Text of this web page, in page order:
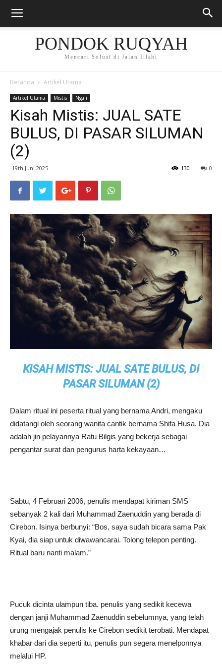
PONDOK RUQYAH
Mencari Solusi di Jalan Illahi
Beranda Artikel Utama
Artikel Utama Mistis Ngaji
Kisah Mistis: JUAL SATE
BULUS, DI PASAR SILUMAN
(2)
19th Juni 2025 0
130
KISAH MISTIS: JUAL SATE BULUS, DI
PASAR SILUMAN (2)
Dalam ritual ini peserta ritual yang bernama Andri, mengaku
didatangi oleh seorang wanita cantik bernama Shifa Husa. Dia
adalah jin pelayannya Ratu Bilgis yang bekerja sebagai
pengantar surat dan pengurus harta kekayaan…
Sabtu, 4 Februari 2006, penulis mendapat kiriman SMS
sebanyak 2 kali dari Muhammad Zaenuddin yang berada di
Cirebon. Isinya berbunyi: “Bos, saya sudah bicara sama Pak
Kyai, dia siap untuk diwawancarai. Tolong telepon penting.
Ritual baru nanti malam.”
Pucuk dicinta ulampun tiba. penulis yang sedikit kecewa
dengan janji Muhammad Zaenuddin sebelumnya, yang telah
urung mengajak penulis ke Cirebon sedikit terobati. Mendapat
khabar dari dia seperti itu, penulis pun segera menelponnya
melalui HP.